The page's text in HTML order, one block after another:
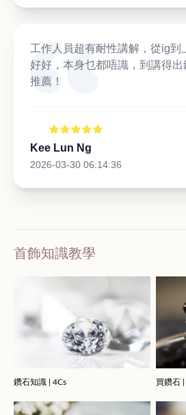
工作人員超有耐性講解，從ig到
好好，本身乜都唔識，到講得
推薦！
Kee Lun Ng
2026-03-30 06:14:36
首飾知識教學
鑽石知識 | 4Cs 買鑽石 |